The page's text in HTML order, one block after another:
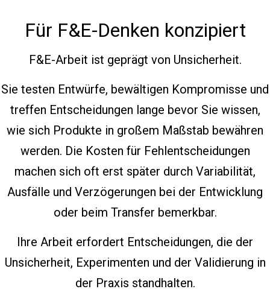
Für F&E-Denken konzipiert
F&E-Arbeit ist geprägt von Unsicherheit.
Sie testen Entwürfe, bewältigen Kompromisse und
treffen Entscheidungen lange bevor Sie wissen,
wie sich Produkte in großem Maßstab bewähren
werden. Die Kosten für Fehlentscheidungen
machen sich oft erst später durch Variabilität,
Ausfälle und Verzögerungen bei der Entwicklung
oder beim Transfer bemerkbar.
Ihre Arbeit erfordert Entscheidungen, die der
Unsicherheit, Experimenten und der Validierung in
der Praxis standhalten.